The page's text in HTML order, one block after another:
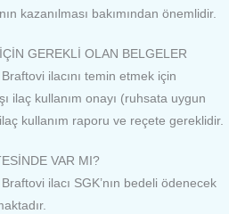
kazanılması bakımından önemlidir.
GEREKLİ OLAN BELGELER
ilacını temin etmek için
ilaç kullanım onayı (ruhsata uygun
kullanım raporu ve reçete gereklidir.
VAR MI?
ilacı SGK’nın bedeli ödenecek